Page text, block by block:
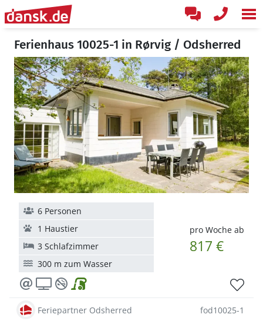
Ferienhaus 10025-1 in Rørvig / Odsherred
pro Woche ab
817 €
6 Personen
1 Haustier
3 Schlafzimmer
300 m zum Wasser
Feriepartner Odsherred fod10025-1